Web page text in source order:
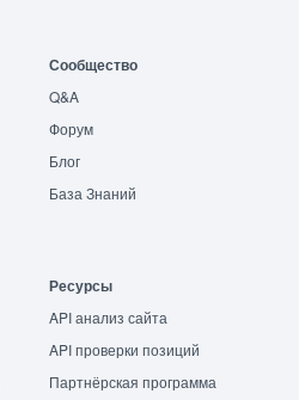
Сообщество
Q&A
Форум
Блог
База Знаний
Ресурсы
API анализ сайта
API проверки позиций
Партнёрская программа